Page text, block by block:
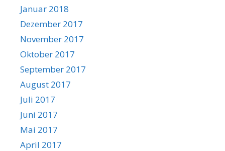
Januar 2018
Dezember 2017
November 2017
Oktober 2017
September 2017
August 2017
Juli 2017
Juni 2017
Mai 2017
April 2017